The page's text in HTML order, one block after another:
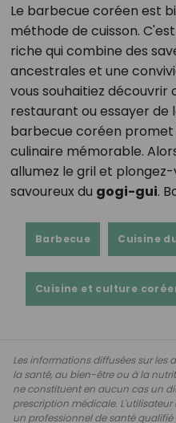
Le barbecue coréen est
méthode de cuisson.
riche qui combine des
ancestrales et une
vous souhaitiez découvrir
restaurant ou essayer de
barbecue coréen promet
culinaire mémorable.
allumez le gril et plongez-
savoureux du gogi-gui.
Barbecue Cuisine
Cuisine et culture
Les informations diffusées sur les
la santé, au bien-être ou à la
ne constituent en aucun cas un
prescription médicale.
un professionnel de santé